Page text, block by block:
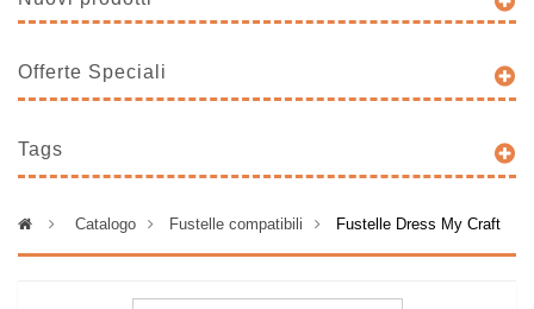
Offerte Speciali
Tags
> Catalogo > Fustelle compatibili > Fustelle Dress My Craft